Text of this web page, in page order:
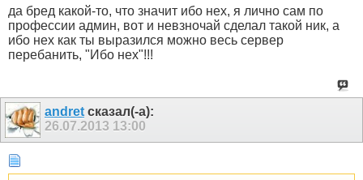
да бред какой-то, что значит ибо нех, я лично сам по
профессии админ, вот и невзночай сделал такой ник, а
ибо нех как ты выразился можно весь сервер
перебанить, "Ибо нех"!!!
andret сказал(-а):
26.07.2013 13:00